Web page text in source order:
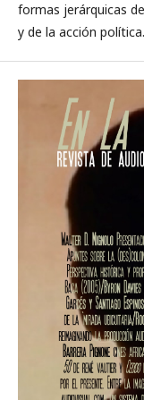
formas jerárquicas
y de la acción política.